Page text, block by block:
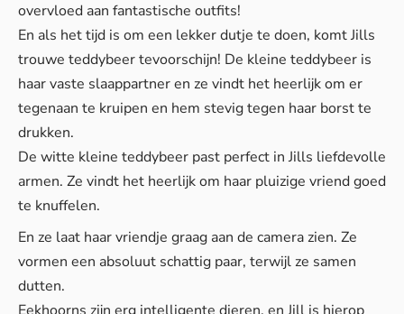
overvloed aan fantastische outfits!
En als het tijd is om een lekker dutje te doen, komt Jills
trouwe teddybeer tevoorschijn! De kleine teddybeer is
haar vaste slaappartner en ze vindt het heerlijk om er
tegenaan te kruipen en hem stevig tegen haar borst te
drukken.
De witte kleine teddybeer past perfect in Jills liefdevolle
armen. Ze vindt het heerlijk om haar pluizige vriend goed
te knuffelen.
En ze laat haar vriendje graag aan de camera zien. Ze
vormen een absoluut schattig paar, terwijl ze samen
dutten.